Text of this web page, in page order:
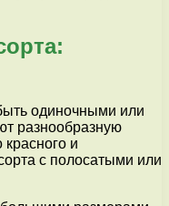
одиночными или
разнообразную
красного и
с полосатыми или